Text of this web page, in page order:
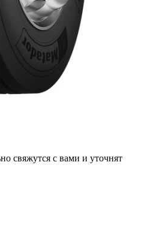
свяжутся с вами и уточнят